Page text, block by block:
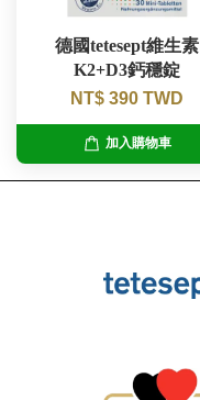
德國tetesept維生素
K2+D3鈣穩錠
NT$ 390 TWD
加入購物車